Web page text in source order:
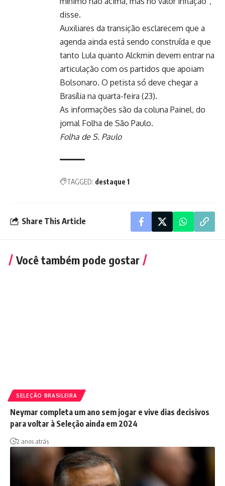
disse.
Auxiliares da transição esclarecem que a
agenda ainda está sendo construída e que
tanto Lula quanto Alckmin devem entrar na
articulação com os partidos que apoiam
Bolsonaro. O petista só deve chegar a
Brasília na quarta-feira (23).
As informações são da coluna Painel, do
jornal Folha de São Paulo.
Folha de S. Paulo
TAGGED: destaque 1
Share This Article
Você também pode gostar
SELEÇÃO BRASILEIRA
Neymar completa um ano sem jogar e vive dias decisivos
para voltar à Seleção ainda em 2024
2 anos atrás